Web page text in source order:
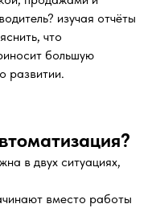
изучая отчёты
что
большую
развитии.
в двух ситуациях,
вместо работы